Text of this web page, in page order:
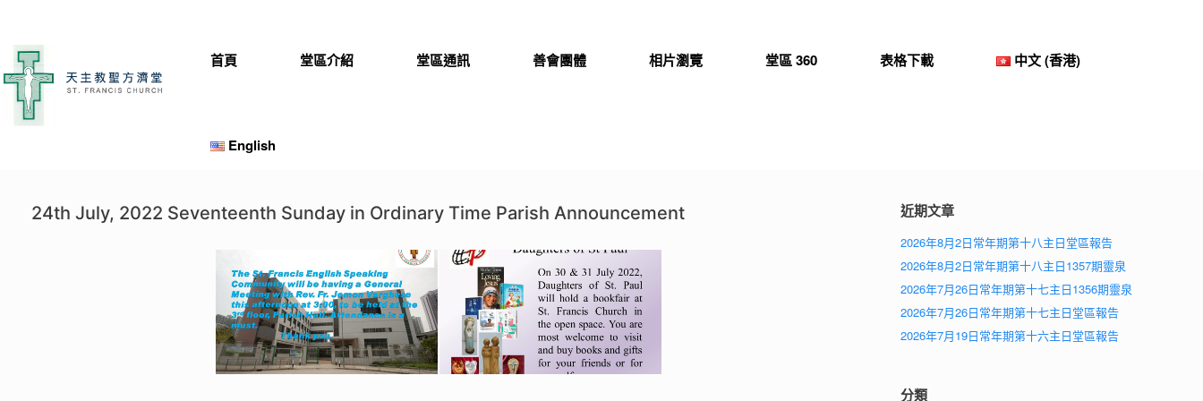
content
首頁 堂區介紹 堂區通訊 善會團體 相片瀏覽 堂區 360 表格下載 中文 (香港)
English
24th July, 2022 Seventeenth Sunday in Ordinary Time Parish Announcement
近期文章
2026年8月2日常年期第十八主日堂區報告
2026年8月2日常年期第十八主日1357期靈泉
2026年7月26日常年期第十七主日1356期靈泉
2026年7月26日常年期第十七主日堂區報告
2026年7月19日常年期第十六主日堂區報告
分類